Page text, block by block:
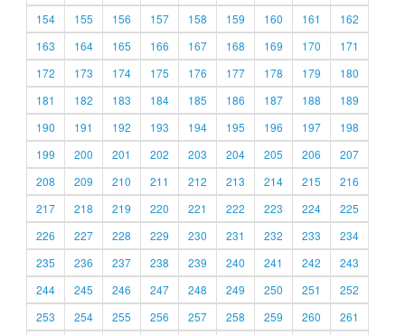
154
155 156 157 158 159 160 161
162
163
164 165 166 167 168 169 170
171
172
173 174 175 176 177 178 179
180
181
182 183 184 185 186 187 188
189
190
191 192 193 194 195 196 197
198
199
200 201 202 203 204 205 206
207
208
209 210 211 212 213 214 215
216
217
218 219 220 221 222 223 224
225
226
227 228 229 230 231 232 233
234
235
236 237 238 239 240 241 242
243
244
245 246 247 248 249 250 251
252
253
254 255 256 257 258 259 260
261